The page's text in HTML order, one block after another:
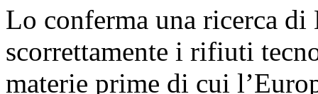
Lo conferma una ricerca
scorrettamente i rifiuti
materie prime di cui